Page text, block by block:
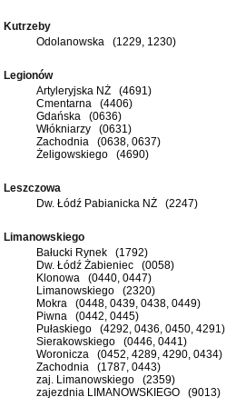
Kutrzeby
Odolanowska (1229, 1230)
Legionów
Artyleryjska NŻ (4691)
Cmentarna (4406)
Gdańska (0636)
Włókniarzy (0631)
Zachodnia (0638, 0637)
Żeligowskiego (4690)
Leszczowa
Dw. Łódź Pabianicka NŻ (2247)
Limanowskiego
Bałucki Rynek (1792)
Dw. Łódź Żabieniec (0058)
Klonowa (0440, 0447)
Limanowskiego (2320)
Mokra (0448, 0439, 0438, 0449)
Piwna (0442, 0445)
Pułaskiego (4292, 0436, 0450, 4291)
Sierakowskiego (0446, 0441)
Woronicza (0452, 4289, 4290, 0434)
Zachodnia (1787, 0443)
zaj. Limanowskiego (2359)
zajezdnia LIMANOWSKIEGO (9013)